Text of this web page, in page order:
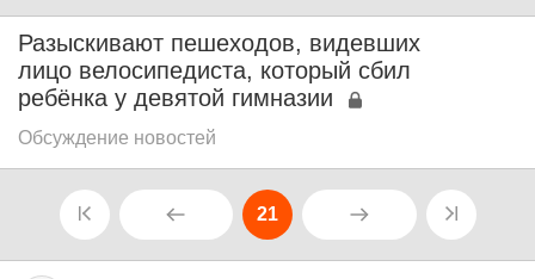
Разыскивают пешеходов, видевших
лицо велосипедиста, который сбил
ребёнка у девятой гимназии
Обсуждение новостей
21